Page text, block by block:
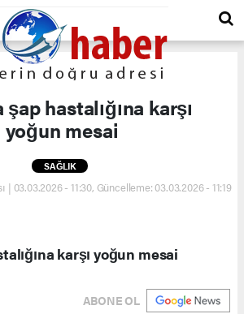
şap hastalığına karşı
yoğun mesai
SAĞLIK
| 03.03.2026 - 11:30, Güncelleme: 03.03.2026 - 11:19
karşı yoğun mesai
ABONE OL